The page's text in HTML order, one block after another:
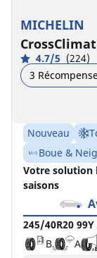
MICHELIN
4.7/5 (224)
3
Nouveau
Boue &
Votre solution
saisons
245/40R20 99Y
B
A
C
A
*
MO
A
B
*
D
A